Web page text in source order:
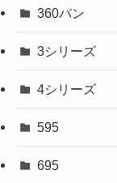
360バン
3シリーズ
4シリーズ
595
695